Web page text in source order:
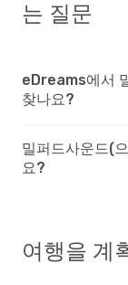
는 질문
eDreams에서
찾나요?
밀퍼드사운드(
요?
여행을 계